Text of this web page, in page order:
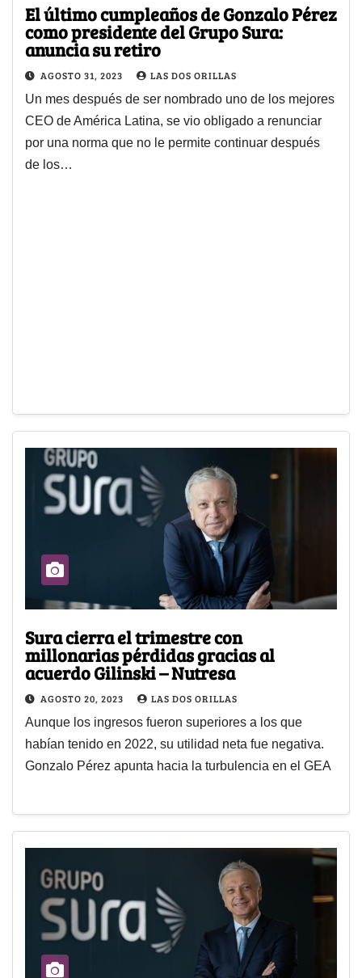
El último cumpleaños de Gonzalo Pérez
como presidente del Grupo Sura:
anuncia su retiro
AGOSTO 31, 2023 LAS DOS ORILLAS
Un mes después de ser nombrado uno de los mejores
CEO de América Latina, se vio obligado a renunciar
por una norma que no le permite continuar después
de los…
Sura cierra el trimestre con
millonarias pérdidas gracias al
acuerdo Gilinski – Nutresa
AGOSTO 20, 2023 LAS DOS ORILLAS
Aunque los ingresos fueron superiores a los que
habían tenido en 2022, su utilidad neta fue negativa.
Gonzalo Pérez apunta hacia la turbulencia en el GEA